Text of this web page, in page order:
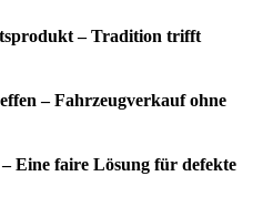
– Tradition trifft
– Fahrzeugverkauf ohne
Eine faire Lösung für defekte